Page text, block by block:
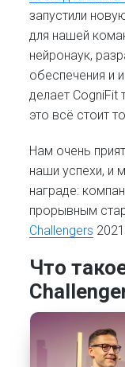
запустили
для нашей
нейронаук,
обеспечения и
делает CogniFit
это всё стоит
Нам очень
наши успехи, и
награде:
прорывным
Challengers
Что